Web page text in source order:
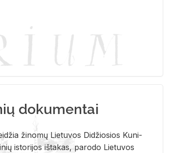
dokumentai
ži­no­mų Lie­tu­vos Di­džio­sios Ku­ni­
is­to­ri­jos iš­ta­kas, pa­ro­do Lie­tu­vos